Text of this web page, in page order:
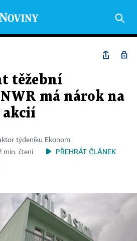
těžební
má nárok na
akcií
týdeníku Ekonom
min. čtení
PŘEHRÁT ČLÁNEK